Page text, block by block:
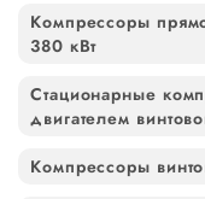
Компрессоры
380 кВт
Стационарные
двигателем
Компрессоры